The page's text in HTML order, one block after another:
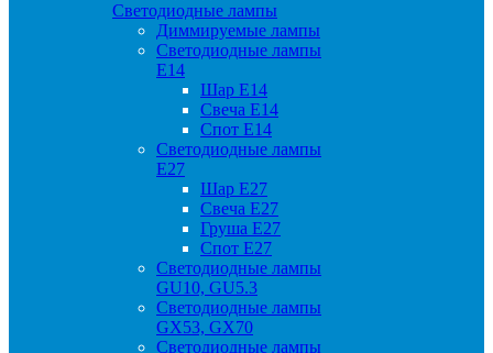
Светодиодные лампы
Диммируемые лампы
Светодиодные лампы
Е14
Шар Е14
Свеча Е14
Спот Е14
Светодиодные лампы
Е27
Шар Е27
Свеча Е27
Груша Е27
Спот Е27
Светодиодные лампы
GU10, GU5.3
Светодиодные лампы
GX53, GX70
Светодиодные лампы